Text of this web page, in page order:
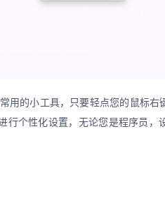
用的小工具，只要轻点您的鼠标
个性化设置，无论您是程序员，